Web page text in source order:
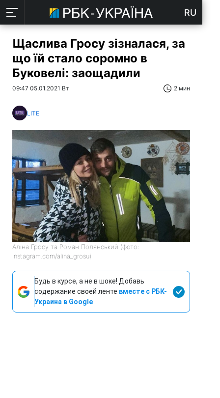
RU
Щаслива Гросу зізналася, за
що їй стало соромно в
Буковелі: заощадили
09:47 05.01.2021 Вт 2 мин
LITE
Аліна Гросу та Роман Полянський (фото:
instagram.com/alina_grosu)
Будь в курсе, а не в шоке! Добавь
содержание своей ленте вместе с РБК-
Украина в Google